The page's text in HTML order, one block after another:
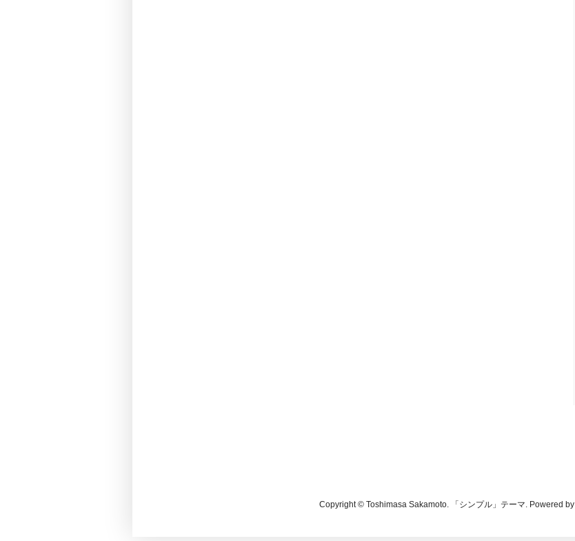
Copyright © Toshimasa Sakamoto. 「シンプル」テーマ. Powered by